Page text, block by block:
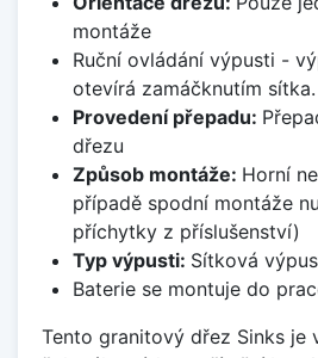
montáže
Ruční ovládání výpusti -
otevírá zamáčknutím sítka.
Provedení přepadu:
dřezu
Způsob montáže: Horní
případě spodní montáže
příchytky z příslušenství)
Typ výpusti: Sítková
Baterie se montuje do
Tento granitový dřez Sinks je